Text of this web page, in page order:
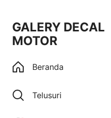
GALERY DECAL
MOTOR
Beranda
Telusuri